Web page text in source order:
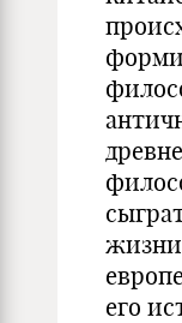
жизни
его